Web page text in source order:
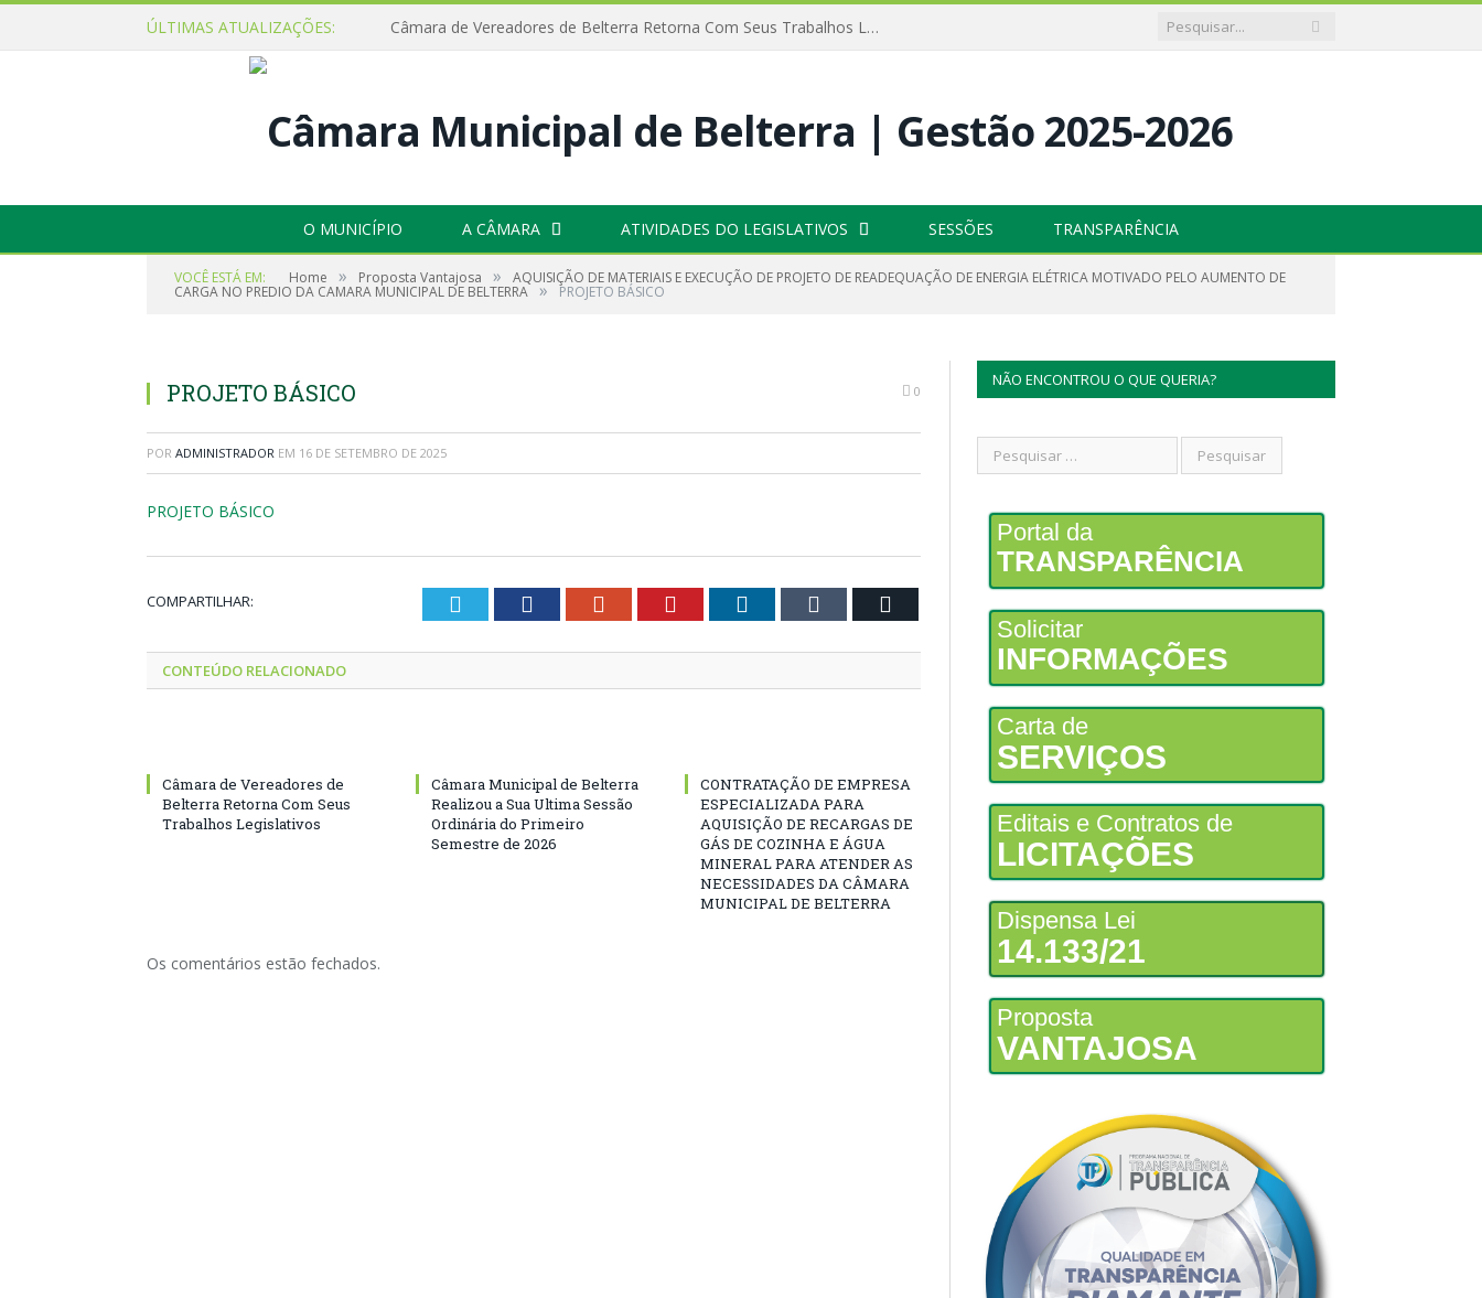
ÚLTIMAS ATUALIZAÇÕES: Câmara de Vereadores de Belterra Retorna Com Seus Trabalhos Legislativos
O MUNICÍPIO A CÂMARA ATIVIDADES DO LEGISLATIVOS SESSÕES TRANSPARÊNCIA
VOCÊ ESTÁ EM: Home » Proposta Vantajosa » AQUISIÇÃO DE MATERIAIS E EXECUÇÃO DE PROJETO DE READEQUAÇÃO DE ENERGIA ELÉTRICA MOTIVADO PELO AUMENTO DE
CARGA NO PREDIO DA CAMARA MUNICIPAL DE BELTERRA » PROJETO BÁSICO
PROJETO BÁSICO 0
POR ADMINISTRADOR EM 16 DE SETEMBRO DE 2025
PROJETO BÁSICO
COMPARTILHAR: Twitter Facebook Google+ Pinterest LinkedIn Tumblr
CONTEÚDO RELACIONADO
Câmara de Vereadores de
Belterra Retorna Com Seus
Trabalhos Legislativos
Câmara Municipal de Belterra
Realizou a Sua Ultima Sessão
Ordinária do Primeiro
Semestre de 2026
CONTRATAÇÃO DE EMPRESA
ESPECIALIZADA PARA
AQUISIÇÃO DE RECARGAS DE
GÁS DE COZINHA E ÁGUA
MINERAL PARA ATENDER AS
NECESSIDADES DA CÂMARA
MUNICIPAL DE BELTERRA
Os comentários estão fechados.
NÃO ENCONTROU O QUE QUERIA?
Portal da
TRANSPARÊNCIA
Solicitar
INFORMAÇÕES
Carta de
SERVIÇOS
Editais e Contratos de
LICITAÇÕES
Dispensa Lei
14.133/21
Proposta
VANTAJOSA